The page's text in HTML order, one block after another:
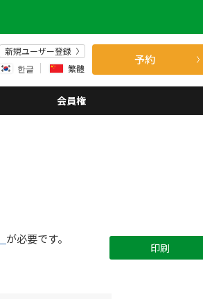
新規ユーザー登録
한글 繁體
予約
会員権
が必要です。
印刷